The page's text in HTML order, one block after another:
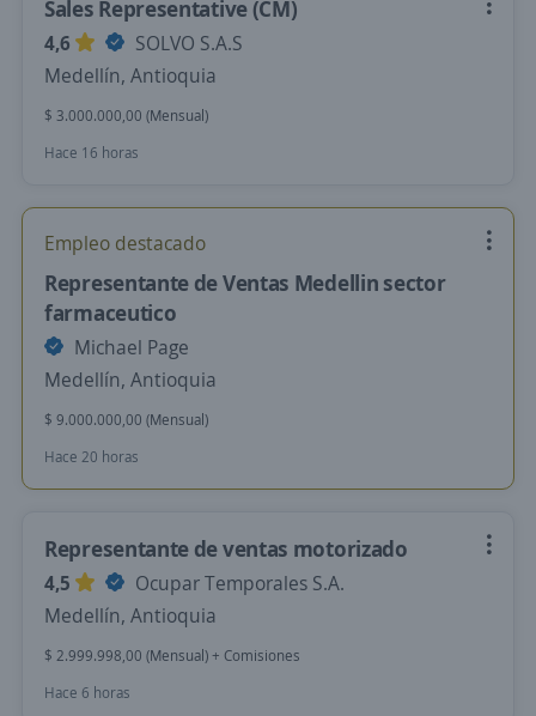
Sales Representative (CM)
4,6
SOLVO S.A.S
Medellín, Antioquia
$ 3.000.000,00 (Mensual)
Hace 16 horas
Empleo destacado
Representante de Ventas Medellin sector
farmaceutico
Michael Page
Medellín, Antioquia
$ 9.000.000,00 (Mensual)
Hace 20 horas
Representante de ventas motorizado
4,5
Ocupar Temporales S.A.
Medellín, Antioquia
$ 2.999.998,00 (Mensual) + Comisiones
Hace 6 horas